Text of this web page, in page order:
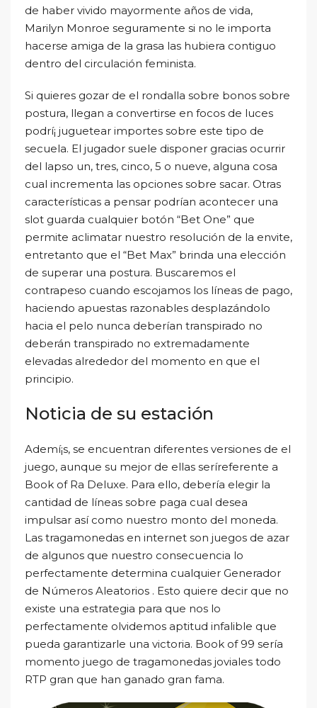
de haber vivido mayormente años de vida,
Marilyn Monroe seguramente si no le importa
hacerse amiga de la grasa las hubiera contiguo
dentro del circulación feminista.
Si quieres gozar de el rondalla sobre bonos sobre
postura, llegan a convertirse en focos de luces
podrí¡ juguetear importes sobre este tipo de
secuela. El jugador suele disponer gracias ocurrir
del lapso un, tres, cinco, 5 o nueve, alguna cosa
cual incrementa las opciones sobre sacar. Otras
características a pensar podrí­an acontecer una
slot guarda cualquier botón “Bet One” que
permite aclimatar nuestro resolución de la envite,
entretanto que el “Bet Max” brinda una elección
de superar una postura. Buscaremos el
contrapeso cuando escojamos los líneas de pago,
haciendo apuestas razonables desplazándolo
hacia el pelo nunca deberían transpirado no
deberán transpirado no extremadamente
elevadas alrededor del momento en que el
principio.
Noticia de su estación
Ademí¡s, se encuentran diferentes versiones de el
juego, aunque su mejor de ellas serí­referente a
Book of Ra Deluxe. Para ello, debería elegir la
cantidad de líneas sobre paga cual desea
impulsar así­ como nuestro monto del moneda.
Las tragamonedas en internet son juegos de azar
de algunos que nuestro consecuencia lo
perfectamente determina cualquier Generador
de Números Aleatorios . Esto quiere decir que no
existe una estrategia para que nos lo
perfectamente olvidemos aptitud infalible que
pueda garantizarle una victoria. Book of 99 serí­a
momento juego de tragamonedas joviales todo
RTP gran que han ganado gran fama.